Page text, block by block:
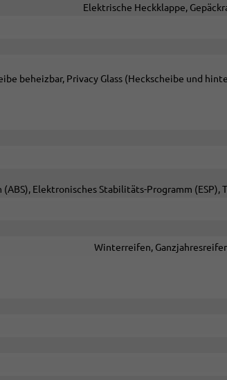
Elektrische Heckklappe,
beheizbar, Privacy Glass (Heckscheibe und
Elektronisches Stabilitäts-Programm (ESP),
Winterreifen,